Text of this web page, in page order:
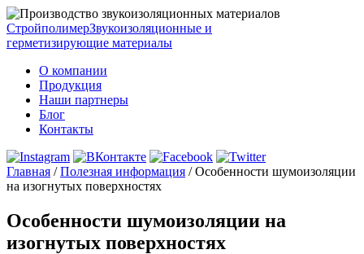
СтройполимерЗвукоизоляционные и
герметизирующие материалы
О компании
Продукция
Наши партнеры
Блог
Контакты
Главная /Полезная информация /Особенности шумоизоляции
на изогнутых поверхностях
Особенности шумоизоляции на
изогнутых поверхностях